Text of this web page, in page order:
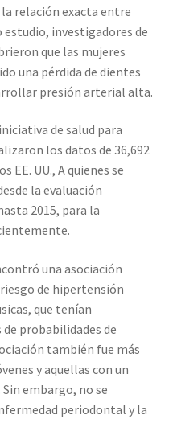
relación exacta entre
estudio, investigadores de
que las mujeres
una pérdida de dientes
presión arterial alta.
de salud para
los datos de 36,692
EE. UU., A quienes se
la evaluación
2015, para la
una asociación
de hipertensión
que tenían
probabilidades de
también fue más
y aquellas con un
embargo, no se
periodontal y la